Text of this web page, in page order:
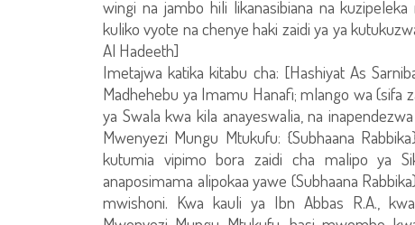
wingi na jambo hili likanasibiana na
kuliko vyote na chenye haki zaidi ya ya
Al Hadeeth]
Imetajwa katika kitabu cha: [Hashiyat As
Madhehebu ya Imamu Hanafi; mlango wa (sifa
ya Swala kwa kila anayeswalia, na
Mwenyezi Mungu Mtukufu: {Subhaana
kutumia vipimo bora zaidi cha malipo ya
anaposimama alipokaa yawe (Subhaana
mwishoni. Kwa kauli ya Ibn Abbas R.A.,